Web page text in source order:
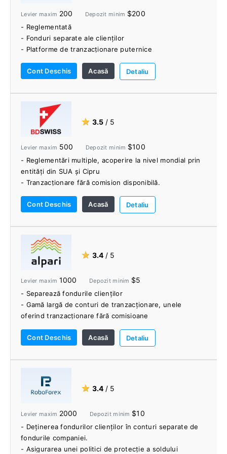
Levier maxim 200 Depozit minim $200
- Reglementată
- Fonduri separate ale clienților
- Platforme de tranzacționare puternice
execuție
- ECN / NDD
- Oferta VPS
- Diverse opțiuni de finanțare a contului
- Instrumente de tranzacționare utile și materiale
Cont Deschis Acasă Detaliu
★ 3.5 / 5
Levier maxim 500 Depozit minim $100
- Reglementări multiple, acoperire la nivel mondial prin
entități din SUA și Cipru
- Tranzacționare fără comision disponibilă.
- Alegeți între MT4, MT5 și platforma proprietară
- Ei bine, suport pentru clienți
- Webinarii live oferite de comercianți profesioniști și
analiști de piață
- Alerte de tranzacționare VIP de către comercianți
Cont Deschis Acasă Detaliu
★ 3.4 / 5
Levier maxim 1000 Depozit minim $5
- Separează fondurile clienților
- Gamă largă de conturi de tranzacționare, unele
oferind tranzacționare fără comisioane
- Depozit minim 5 USD
- Tranzacționați pe MetaTrader 4 și MetaTrader 5 pe
web, desktop și mobil
- Accesați programul Alpari Copy Trading
Cont Deschis Acasă Detaliu
★ 3.4 / 5
Levier maxim 2000 Depozit minim $10
- Deținerea fondurilor clienților în conturi separate de
fondurile companiei.
- Asigurarea unei politici de protecție a soldului